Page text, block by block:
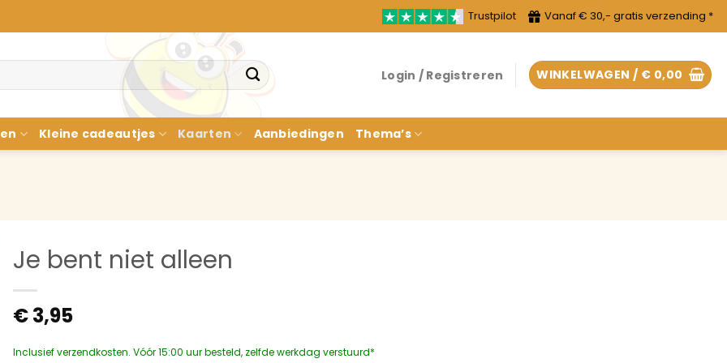
Trustpilot Vanaf € 30,- gratis verzending *
Login / Registreren WINKELWAGEN / € 0,00
Kleine cadeautjes Kaarten Aanbiedingen Thema’s
Je bent niet alleen
€3,95
Inclusief verzendkosten. Vóór 15:00 uur besteld, zelfde werkdag verstuurd*